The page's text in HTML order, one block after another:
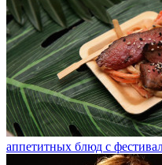
аппетитных блюд с